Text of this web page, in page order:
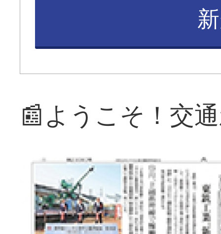
📰ようこそ！交